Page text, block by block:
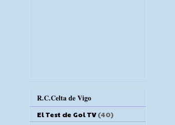
R.C.Celta de Vigo
El Test de Gol TV (40)